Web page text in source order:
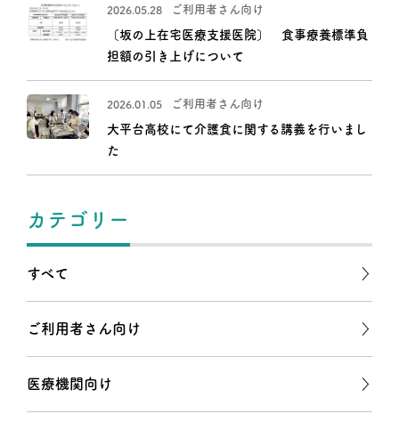
2026.05.28 ご利用者さん向け
〔坂の上在宅医療支援医院〕 食事療養標準負
担額の引き上げについて
2026.01.05 ご利用者さん向け
大平台高校にて介護食に関する講義を行いまし
た
カテゴリー
すべて
ご利用者さん向け
医療機関向け